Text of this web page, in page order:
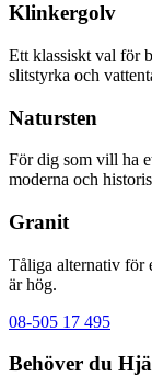
Klinkergolv
Ett klassiskt val för
slitstyrka och
Natursten
För dig som vill ha
moderna och
Granit
Tåliga alternativ för
är hög.
08-505 17 495
Behöver du